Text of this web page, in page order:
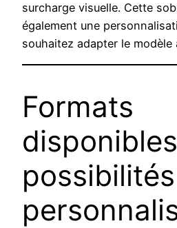
surcharge visuelle. Cette
également une
souhaitez adapter le
Formats